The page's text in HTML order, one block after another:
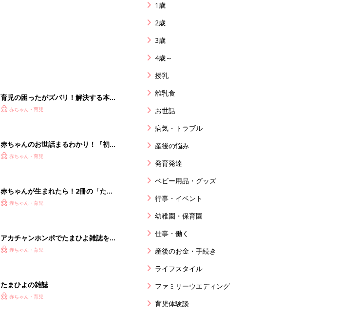
育児の困ったがズバリ！解決する本
『ひよこクラブ 秋号』 4カ月～2才
赤ちゃん・育児
赤ちゃんのお世話まるわかり！『初め
てのひよこクラブ 夏号』〈巻頭大特
赤ちゃん・育児
赤ちゃんが生まれたら！2冊の「たま
ひよ」
赤ちゃん・育児
アカチャンホンポでたまひよ雑誌を買
うとポイント10倍【期間限定】
赤ちゃん・育児
たまひよの雑誌
赤ちゃん・育児
1歳
2歳
3歳
4歳～
授乳
離乳食
お世話
病気・トラブル
産後の悩み
発育発達
ベビー用品・グッズ
行事・イベント
幼稚園・保育園
仕事・働く
産後のお金・手続き
ライフスタイル
ファミリーウエディング
育児体験談